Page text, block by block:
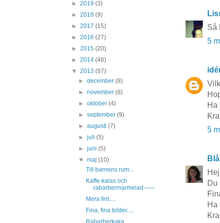
Så
5
Ha
5
Du
Ha
► 2019 (3)
► 2018 (9)
► 2017 (15)
► 2016 (27)
► 2015 (20)
► 2014 (48)
▼ 2013 (87)
►december(8)
►november(8)
►oktober(4)
►september(9)
►augusti(7)
►juli(5)
►juni(5)
▼maj(10)
Till barnens rum...
Kaffe-kalas och
rabarbermarmelad------
Mera fint.....
Fina, fina bilder.....
Rabarberkaka.....